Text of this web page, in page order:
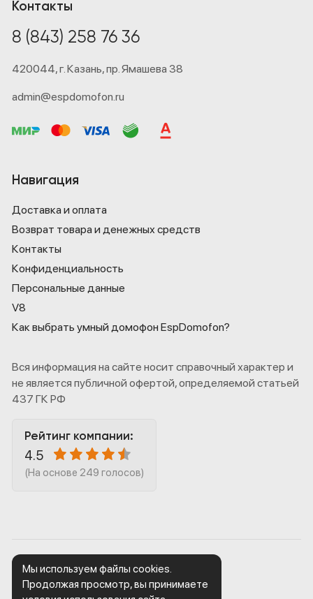
Контакты
8 (843) 258 76 36
420044,г. Казань,пр. Ямашева 38
admin@espdomofon.ru
Навигация
Доставка и оплата
Возврат товара и денежных средств
Контакты
Конфиденциаль­ность
Персональные данные
V8
Как выбрать умный домофон EspDomofon?
Вся информация на сайте носит справочный характер и
не является публичной офертой, определяемой статьей
437 ГК РФ
Рейтинг компании:
4.5
(На основе 249 голосов)
© 2021 — 2026 Espdomofon
Мы используем файлы cookies.
Продолжая просмотр, вы принимаете